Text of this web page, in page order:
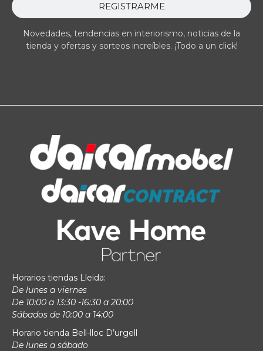
REGISTRARME
Novedades, tendencias en interiorismo, noticias de la
tienda y ofertas y sorteos increíbles. ¡Todo a un click!
Horarios tiendas Lleida:
De lunes a viernes
De 10:00 a 13:30 -16:30 a 20:00
Sábados de 10:00 a 14:00
Horario tienda Bell-lloc D’urgell
De lunes a sábado